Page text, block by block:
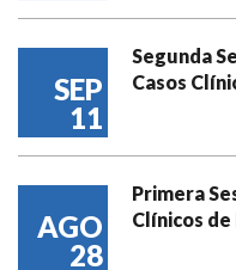
SEP
11
Segunda
Casos
AGO
28
Primera
Clínicos